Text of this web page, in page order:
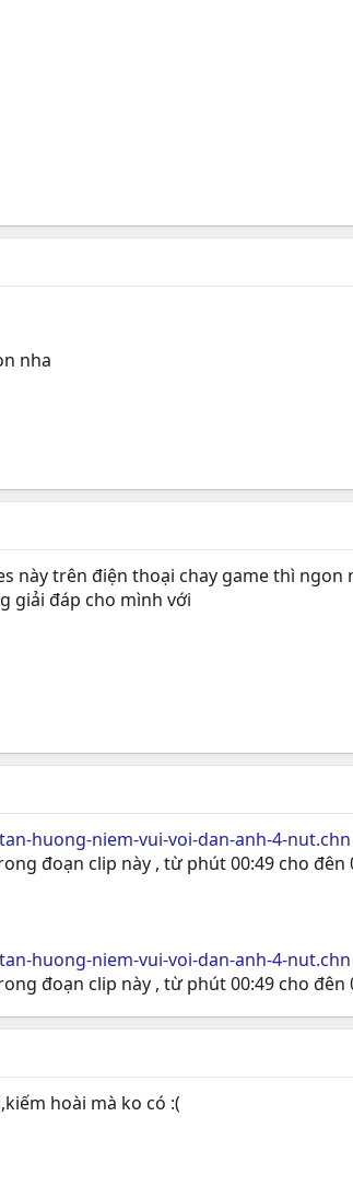
nha
này trên điện thoại chay game thì
giải đáp cho mình với
huong-niem-vui-voi-dan-anh-4-nut.chn
đoạn clip này , từ phút 00:49 cho đên
huong-niem-vui-voi-dan-anh-4-nut.chn
đoạn clip này , từ phút 00:49 cho đên
hoài mà ko có :(